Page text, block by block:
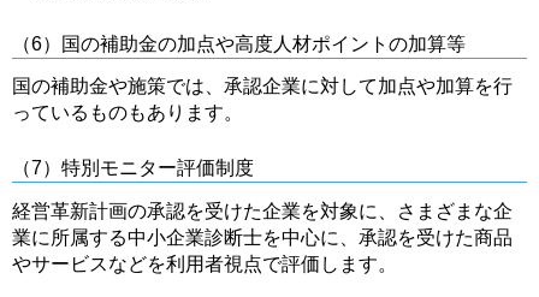
（6）国の補助金の加点や高度人材ポイントの加算等
国の補助金や施策では、承認企業に対して加点や加算を行
っているものもあります。
（7）特別モニター評価制度
経営革新計画の承認を受けた企業を対象に、さまざまな企
業に所属する中小企業診断士を中心に、承認を受けた商品
やサービスなどを利用者視点で評価します。